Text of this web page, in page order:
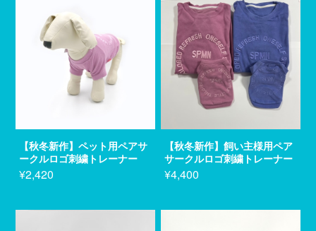
【秋冬新作】ペット用ペアサ
ークルロゴ刺繍トレーナー
¥2,420
【秋冬新作】飼い主様用ペア
サークルロゴ刺繍トレーナー
¥4,400